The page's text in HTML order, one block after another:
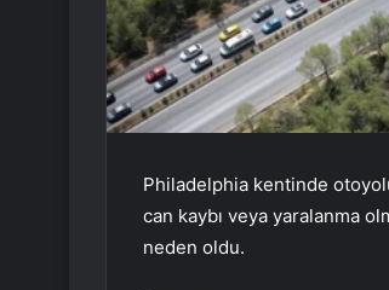
Philadelphia kentinde
can kaybı veya yaralanma
neden oldu.